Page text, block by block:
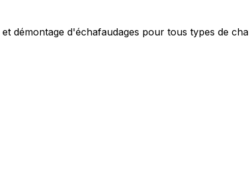
démontage d'échafaudages pour tous types de